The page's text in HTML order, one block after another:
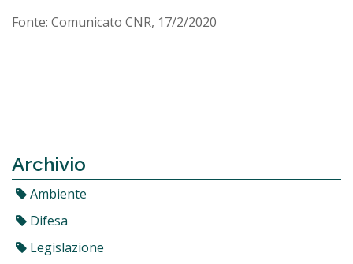
Fonte: Comunicato CNR, 17/2/2020
Archivio
Ambiente
Difesa
Legislazione